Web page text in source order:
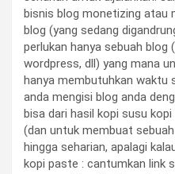
bisnis blog monetizing atau
blog (yang sedang
perlukan hanya sebuah blog
wordpress, dll) yang mana
hanya membutuhkan waktu
anda mengisi blog anda
bisa dari hasil kopi susu
(dan untuk membuat
hingga seharian, apalagi
kopi paste : cantumkan link